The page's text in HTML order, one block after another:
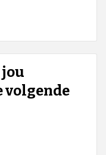
volgende